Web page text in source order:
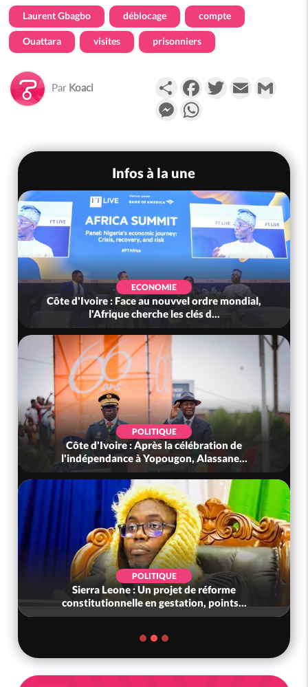
Laurent Gbagbo déblocage compte
Ouattara visites prisonniers
Par Koaci PartagerFacebookTwitterEmail
Messenger
Infos à la une
ECONOMIE
Côte d'Ivoire : Face au nouvvel ordre mondial,
l'Afrique cherche les clés d...
POLITIQUE
Côte d'Ivoire : Après la célébration de
l'indépendance à Yopougon, Alassane...
POLITIQUE
Sierra Leone : Un projet de réforme
constitutionnelle en gestation, points...